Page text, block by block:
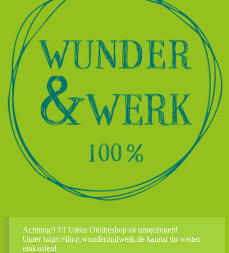
Achtung!!!!!! Unser Onlineshop ist umgezogen!
Unter https://shop.wunderundwerk.de kannst du weiter
einkaufen!